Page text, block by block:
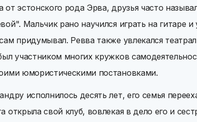
от эстонского рода Эрва, друзья часто
Мальчик рано научился играть на гитаре и
придумывал. Ревва также увлекался
участником многих кружков
юмористическими постановками.
исполнилось десять лет, его семья
открыла свой клуб, вовлекая в дело его и